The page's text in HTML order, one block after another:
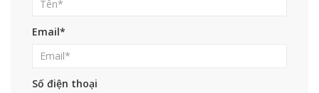
Email*
Số điện thoại